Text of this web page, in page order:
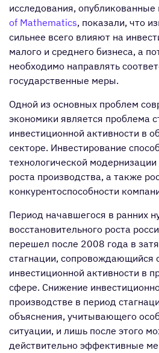
исследования, опубликованные
of Mathematics, показали, что
сильнее всего влияют на
малого и среднего бизнеса, а
необходимо направлять
государственные меры.
Одной из основных проблем
экономики является проблема
инвестиционной активности в
секторе. Инвестирование
технологической
роста производства, а также
конкурентоспособности
Период начавшегося в ранних
восстановительного роста
перешел после 2008 года в
стагнации, сопровождающийся
инвестиционной активности в
сфере. Снижение
производстве в период
объяснения, учитывающего
ситуации, и лишь после этого
действительно эффективные